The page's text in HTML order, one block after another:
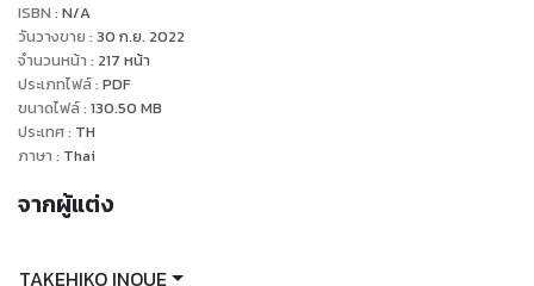
ISBN : N/A
วันวางขาย : 30 ก.ย. 2022
จำนวนหน้า : 217 หน้า
ประเภทไฟล์: PDF
ขนาดไฟล์: 130.50 MB
ประเทศ: TH
ภาษา : Thai
จากผู้แต่ง
TAKEHIKO INOUE